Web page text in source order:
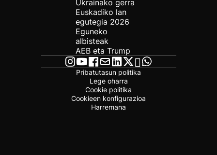
Ukrainako gerra
Euskadiko lan
egutegia 2026
Eguneko
albisteak
AEB eta Trump
Pribatutasun politika
Lege oharra
Cookie politika
Cookieen konfigurazioa
Harremana